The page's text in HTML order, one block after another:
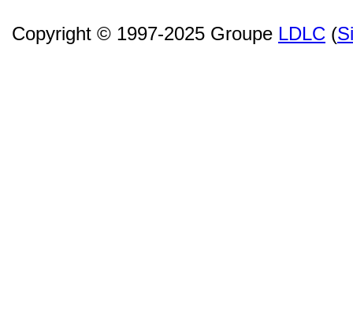
Copyright © 1997-2025 Groupe LDLC (